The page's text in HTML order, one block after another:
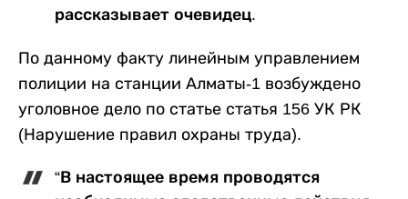
рассказывает очевидец.
По данному факту линейным управлением
полиции на станции Алматы-1 возбуждено
уголовное дело по статье статья 156 УК РК
(Нарушение правил охраны труда).
“В настоящее время проводятся